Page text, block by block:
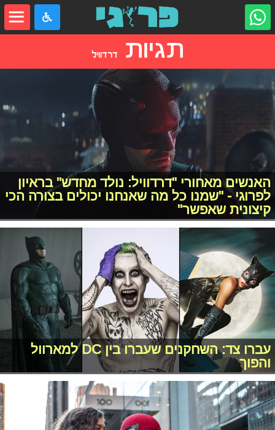
תגיות דרדוויל
האנשים מאחורי "דרדוויל: נולד מחדש" בראיון
לפרוגי - "שמנו כל מה שאנחנו יכולים בצורה הכי
קיצונית שאפשר"
עברו צד: השחקנים שעברו בין DC למארוול
והפוך